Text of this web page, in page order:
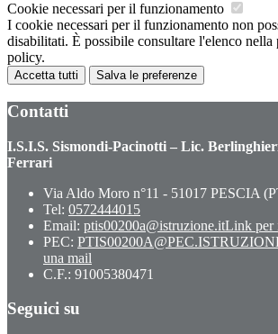
Cookie necessari per il funzionamento
I cookie necessari per il funzionamento non
disabilitati. È possibile consultare l'elenco nella
policy.
Accetta tutti Salva le preferenze
Contatti
I.S.I.S. Sismondi-Pacinotti – Lic.
Ferrari
Via Aldo Moro n°11 - 51017 PESCIA
Tel: 0572444015
Email: ptis00200a@istruzione.itLink per
PEC:
una mail
C.F.: 91005380471
Seguici su